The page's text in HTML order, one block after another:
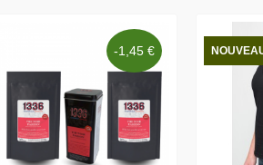
-1,45 €